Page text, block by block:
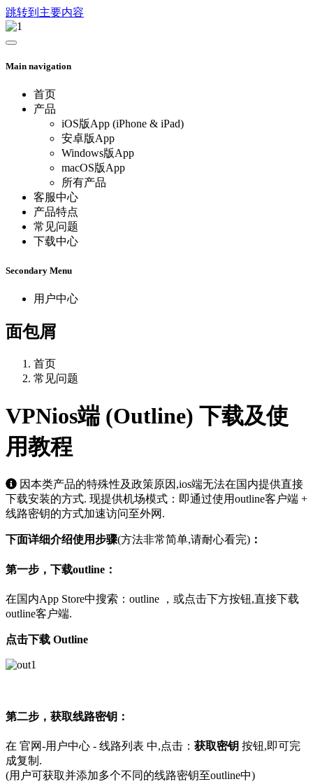
跳转到主要内容
Main navigation
首页
产品
iOS版App (iPhone & iPad)
安卓版App
Windows版App
macOS版App
所有产品
客服中心
产品特点
常见问题
下载中心
Secondary Menu
用户中心
面包屑
首页
常见问题
VPNios端 (Outline) 下载及使
用教程
因本类产品的特殊性及政策原因,ios端无法在国内提供直接
下载安装的方式. 现提供机场模式：即通过使用outline客户端 +
线路密钥的方式加速访问至外网.
下面详细介绍使用步骤(方法非常简单,请耐心看完) ：
第一步，下载outline：
在国内App Store中搜索：outline ，或点击下方按钮,直接下载
outline客户端.
点击下载 Outline
第二步，获取线路密钥：
在 官网-用户中心 - 线路列表 中,点击： 获取密钥 按钮,即可完
成复制.
(用户可获取并添加多个不同的线路密钥至outline中)